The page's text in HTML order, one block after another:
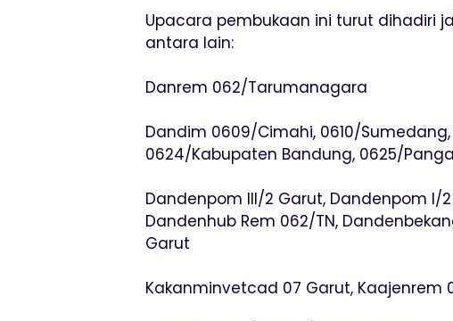
Upacara pembukaan ini turut dihadiri
antara lain:
Danrem 062/Tarumanagara
Dandim 0609/Cimahi, 0610/
0624/Kabupaten Bandung, 0625/
Dandenpom III/2 Garut, Dandenpom I/
Dandenhub Rem 062/TN,
Garut
Kakanminvetcad 07 Garut, Kaajenrem